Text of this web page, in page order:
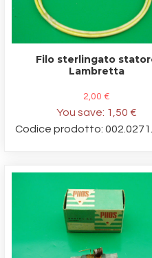
Filo sterlingato
Lambretta
2,00 €
You save: 1,50 €
Codice prodotto: